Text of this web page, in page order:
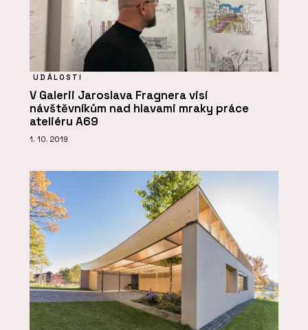
UDÁLOSTI
V Galerii Jaroslava Fragnera visí
návštěvníkům nad hlavami mraky práce
ateliéru A69
1. 10. 2019